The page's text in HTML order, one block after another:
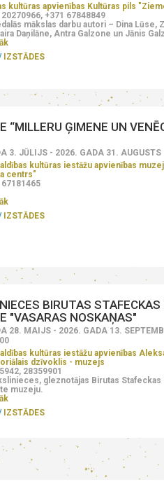
kultūras apvienības Kultūras pils
+371 67848849
mākslas darbu autori – Dina Lūse,
Daņilāne, Antra Galzone un Jānis
IZSTĀDES
“MILLERU ĢIMENE UN
3. JŪLIJS - 2026. GADA 31. AUGUSTS
kultūras iestāžu apvienības
centrs"
IZSTĀDES
BIRUTAS STAFECKAS
"VASARAS NOSKAŅAS"
28. MAIJS - 2026. GADA 13.
kultūras iestāžu apvienības
dzīvoklis - muzejs
28359901
gleznotājas Birutas Stafeckas
muzeju.
IZSTĀDES